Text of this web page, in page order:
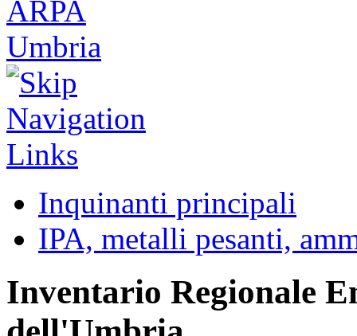
Inquinanti principali
IPA, metalli pesanti,
Inventario Regionale